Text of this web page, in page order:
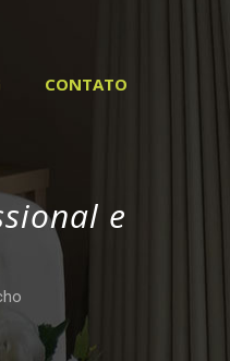
CONTATO
e